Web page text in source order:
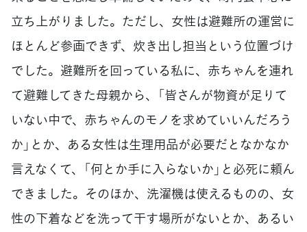
立ち上がりました。ただし、女性は避難所の運営に
ほとんど参画できず、炊き出し担当という位置づけ
でした。避難所を回っている私に、赤ちゃんを連れ
て避難してきた母親から、「皆さんが物資が足りて
いない中で、赤ちゃんのモノを求めていいんだろう
か」とか、ある女性は生理用品が必要だとなかなか
言えなくて、「何とか手に入らないか」と必死に頼ん
できました。そのほか、洗濯機は使えるものの、女
性の下着などを洗って干す場所がないとか、あるい